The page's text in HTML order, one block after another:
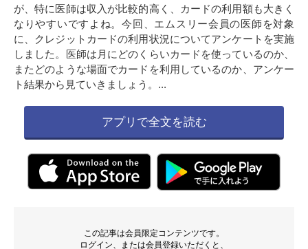
が、特に医師は収入が比較的高く、カードの利用額も大きく
なりやすいですよね。今回、エムスリー会員の医師を対象
に、クレジットカードの利用状況についてアンケートを実施
しました。医師は月にどのくらいカードを使っているのか、
またどのような場面でカードを利用しているのか、アンケー
ト結果から見ていきましょう。...
アプリで全文を読む
この記事は会員限定コンテンツです。
ログイン、または会員登録いただくと、